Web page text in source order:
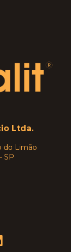
Ltda.
do Limão
SP